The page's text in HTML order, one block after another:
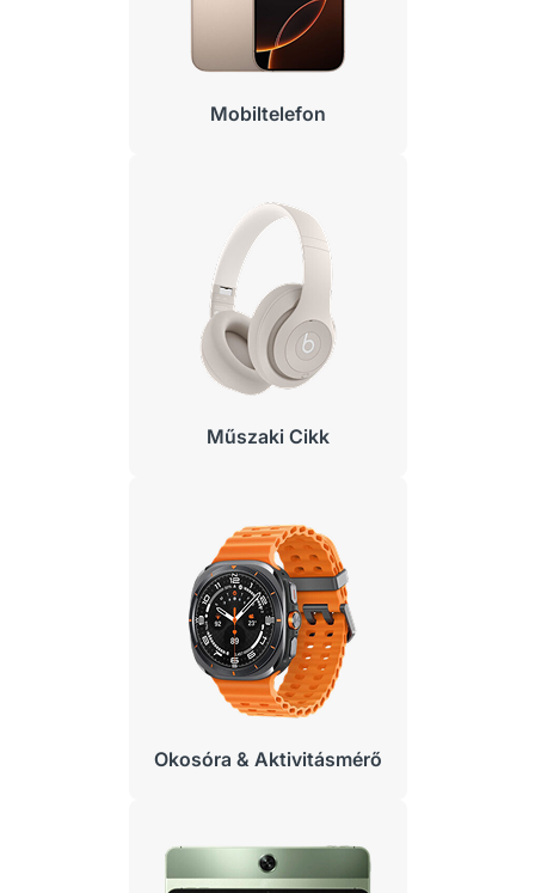
Mobiltelefon
Műszaki Cikk
Okosóra & Aktivitásmérő